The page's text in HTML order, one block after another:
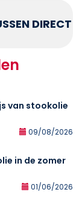
DIRECT
van stookolie
09/08/2026
in de zomer
01/06/2026